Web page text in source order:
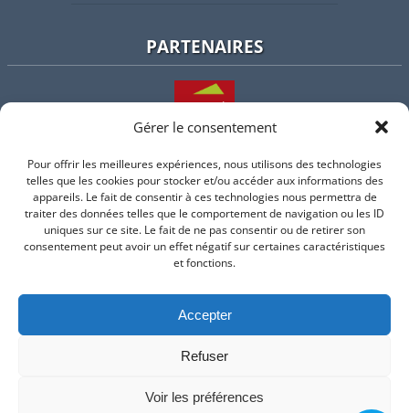
Gérer le consentement
Pour offrir les meilleures expériences, nous utilisons des technologies
telles que les cookies pour stocker et/ou accéder aux informations des
appareils. Le fait de consentir à ces technologies nous permettra de
traiter des données telles que le comportement de navigation ou les ID
uniques sur ce site. Le fait de ne pas consentir ou de retirer son
consentement peut avoir un effet négatif sur certaines caractéristiques
et fonctions.
Accepter
Refuser
Voir les préférences
PARTENAIRES
L'intercommunalité
Intramuros
Suivez-nous sur Facebook
Site